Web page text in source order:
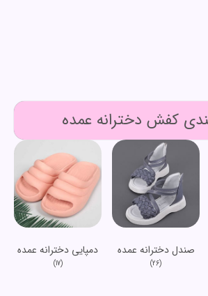
کفش دخترانه عمده
صندل دخترانه عمده
(26)
دمپایی دخترانه عمده
(17)